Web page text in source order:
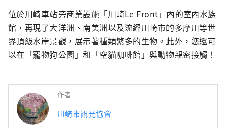
位於川崎車站旁商業設施「川崎Le Front」內的室內水族
館，再現了大洋洲、南美洲以及流經川崎市的多摩川等世
界頂級水岸景觀，展示著種類繁多的生物。此外，您還可
以在「寵物狗公園」和「空貓咖啡館」與動物親密接觸！
作者
川崎市觀光協會